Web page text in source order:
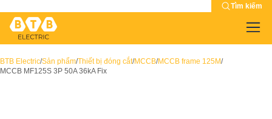
Tìm kiếm
BTB Electric/Sản phẩm/Thiết bị đóng cắt/MCCB/MCCB frame 125M/
MCCB MF125S 3P 50A 36kA Fix